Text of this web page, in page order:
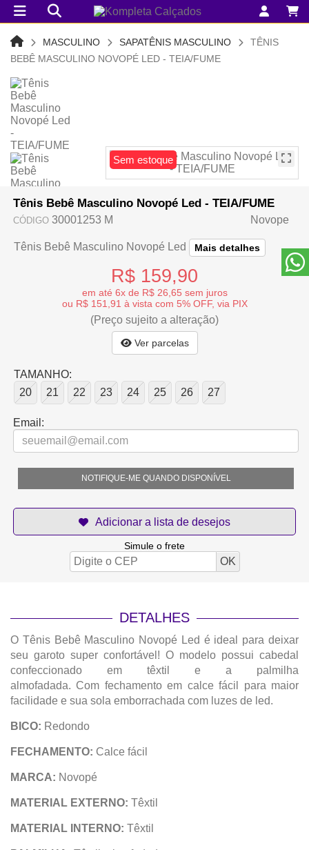
MASCULINO SAPATÊNIS MASCULINO
TÊNIS
BEBÊ MASCULINO NOVOPÉ LED - TEIA/FUME
Sem estoque
Tênis Bebê Masculino Novopé Led - TEIA/FUME
CÓDIGO 30001253 M Novope
Tênis Bebê Masculino Novopé Led Mais detalhes
R$ 159,90
em até 6x de R$ 26,65 sem juros
ou R$ 151,91 à vista com 5% OFF, via PIX
(Preço sujeito a alteração)
Ver parcelas
TAMANHO:
20
21 22 23 24 25 26 27
Email:
NOTIFIQUE-ME QUANDO DISPONÍVEL
Simule o frete
DETALHES
O Tênis Bebê Masculino Novopé Led é ideal para deixar
seu garoto super confortável! O modelo possui cabedal
confeccionado em têxtil e a palmilha
almofadada. Com fechamento em calce fácil para maior
facilidade e sua sola emborrachada com luzes de led.
BICO: Redondo
FECHAMENTO: Calce fácil
MARCA: Novopé
MATERIAL EXTERNO: Têxtil
MATERIAL INTERNO: Têxtil